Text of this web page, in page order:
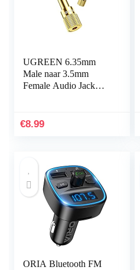
UGREEN 6.35mm
Male naar 3.5mm
Female Audio Jack
€8.99
ORIA Bluetooth FM